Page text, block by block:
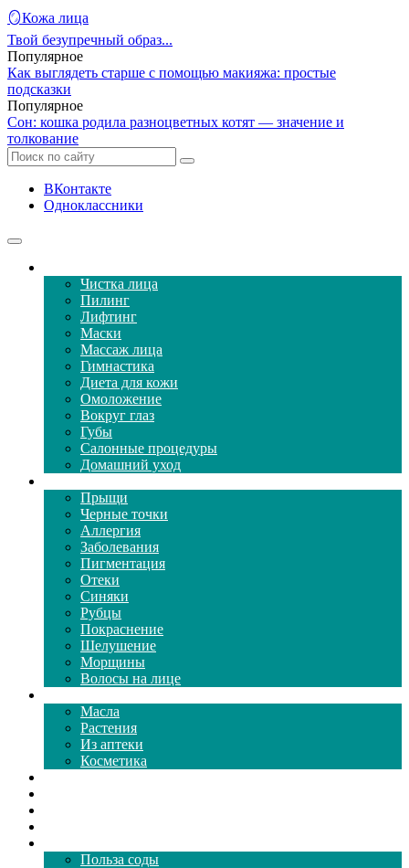
🪞Кожа лица
Твой безупречный образ...
Популярное
Как выглядеть старше с помощью макияжа: простые
подсказки
Популярное
Сон: кошка родила разноцветных котят — значение и
толкование
ВКонтакте
Одноклассники
Чистка лица
Пилинг
Лифтинг
Маски
Массаж лица
Гимнастика
Диета для кожи
Омоложение
Вокруг глаз
Губы
Салонные процедуры
Домашний уход
Прыщи
Черные точки
Аллергия
Заболевания
Пигментация
Отеки
Синяки
Рубцы
Покраснение
Шелушение
Морщины
Волосы на лице
Масла
Растения
Из аптеки
Косметика
Польза соды